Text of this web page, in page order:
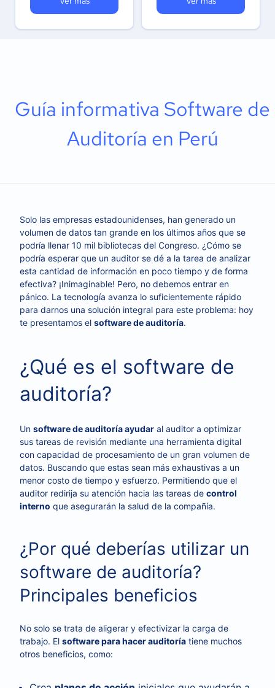
Guía informativa Software de
Auditoría en Perú
Solo las empresas estadounidenses, han generado un
volumen de datos tan grande en los últimos años que se
podría llenar 10 mil bibliotecas del Congreso. ¿Cómo se
podría esperar que un auditor se dé a la tarea de analizar
esta cantidad de información en poco tiempo y de forma
efectiva? ¡Inimaginable! Pero, no debemos entrar en
pánico. La tecnología avanza lo suficientemente rápido
para darnos una solución integral para este problema: hoy
te presentamos el software de auditoría.
¿Qué es el software de
auditoría?
Un software de auditoría ayudar al auditor a optimizar
sus tareas de revisión mediante una herramienta digital
con capacidad de procesamiento de un gran volumen de
datos. Buscando que estas sean más exhaustivas a un
menor costo de tiempo y esfuerzo. Permitiendo que el
auditor redirija su atención hacia las tareas de control
interno que asegurarán la salud de la compañía.
¿Por qué deberías utilizar un
software de auditoría?
Principales beneficios
No solo se trata de aligerar y efectivizar la carga de
trabajo. El software para hacer auditoría tiene muchos
otros beneficios, como: